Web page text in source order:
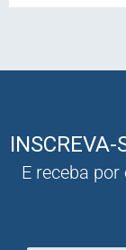
INSCREVA-
E receba